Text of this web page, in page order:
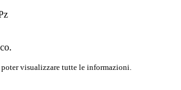
visualizzare tutte le informazioni.